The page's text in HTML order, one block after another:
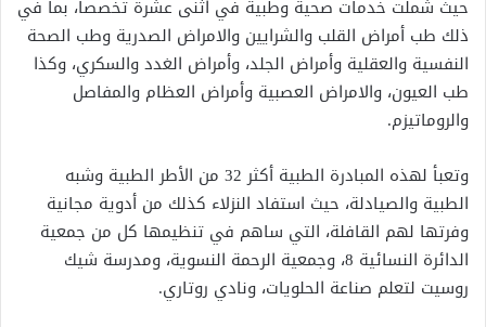
حيث شملت خدمات صحية وطبية في اثنى عشرة تخصصا، بما في
ذلك طب أمراض القلب والشرايين والامراض الصدرية وطب الصحة
النفسية والعقلية وأمراض الجلد، وأمراض الغدد والسكري، وكذا
طب العيون، والامراض العصبية وأمراض العظام والمفاصل
والروماتيزم.
وتعبأ لهذه المبادرة الطبية أكثر 32 من الأطر الطبية وشبه
الطبية والصيادلة، حيث استفاد النزلاء كذلك من أدوية مجانية
وفرتها لهم القافلة، التي ساهم في تنظيمها كل من جمعية
الدائرة النسائية 8، وجمعية الرحمة النسوية، ومدرسة شيك
روسيت لتعلم صناعة الحلويات، ونادي روتاري.